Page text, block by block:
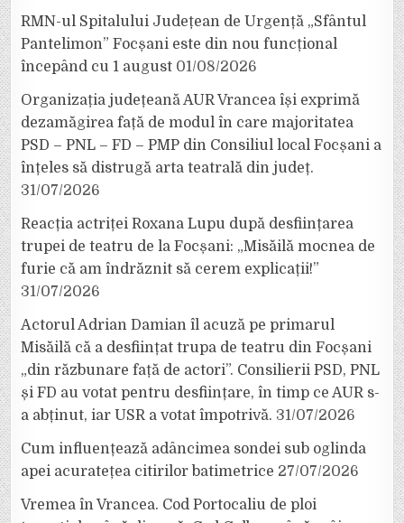
RMN-ul Spitalului Județean de Urgență „Sfântul
Pantelimon” Focșani este din nou funcțional
începând cu 1 august 01/08/2026
Organizația județeană AUR Vrancea își exprimă
dezamăgirea față de modul în care majoritatea
PSD – PNL – FD – PMP din Consiliul local Focșani a
înțeles să distrugă arta teatrală din județ.
31/07/2026
Reacția actriței Roxana Lupu după desființarea
trupei de teatru de la Focșani: „Misăilă mocnea de
furie că am îndrăznit să cerem explicații!”
31/07/2026
Actorul Adrian Damian îl acuză pe primarul
Misăilă că a desființat trupa de teatru din Focșani
„din răzbunare față de actori”. Consilierii PSD, PNL
și FD au votat pentru desființare, în timp ce AUR s-
a abținut, iar USR a votat împotrivă. 31/07/2026
Cum influențează adâncimea sondei sub oglinda
apei acuratețea citirilor batimetrice 27/07/2026
Vremea în Vrancea. Cod Portocaliu de ploi